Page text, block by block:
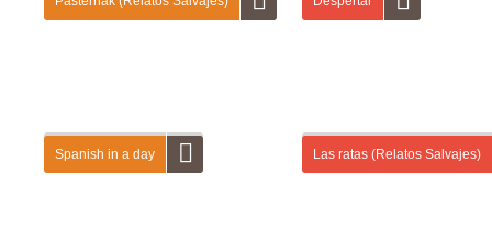
personal a otras personas (nombre, apellido,
profesión…). A continuación, vas a describirlas
sobre la primera escena de un
Spanish in a day Las ratas (Relatos Salvajes)